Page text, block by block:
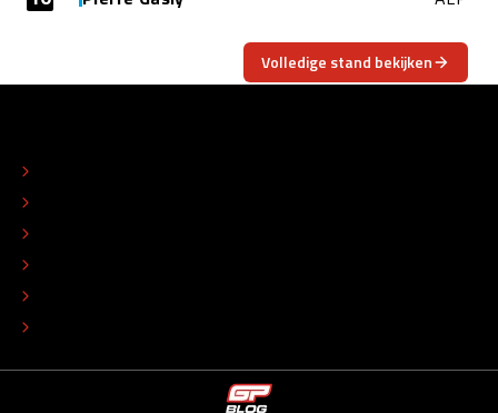
Volledige stand bekijken